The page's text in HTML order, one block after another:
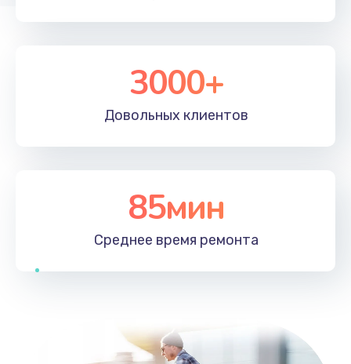
3000+
Довольных клиентов
85мин
Среднее время ремонта